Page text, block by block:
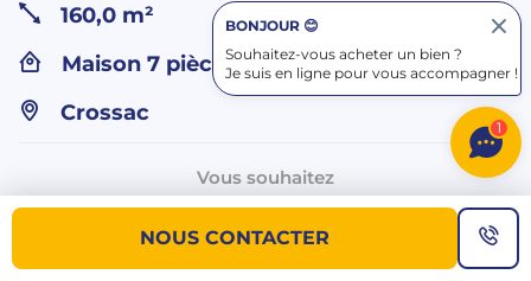
160,0 m²
Maison 7 pièces
Crossac
Vous souhaitez
plus d’informations sur ce bien ?
NOUS CONTACTER
NOUS CONTACTER
1
BONJOUR 😊
Souhaitez-vous acheter un bien ?
Je suis en ligne pour vous accompagner !